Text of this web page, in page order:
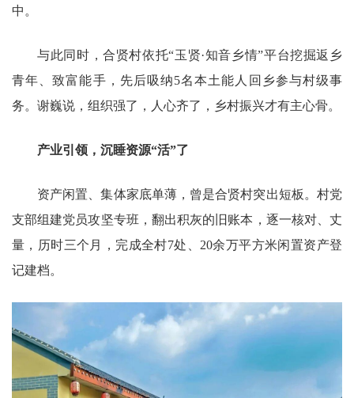
中。
与此同时，合贤村依托“玉贤·知音乡情”平台挖掘返乡
青年、致富能手，先后吸纳5名本土能人回乡参与村级事
务。谢巍说，组织强了，人心齐了，乡村振兴才有主心骨。
产业引领，沉睡资源“活”了
资产闲置、集体家底单薄，曾是合贤村突出短板。村党
支部组建党员攻坚专班，翻出积灰的旧账本，逐一核对、丈
量，历时三个月，完成全村7处、20余万平方米闲置资产登
记建档。